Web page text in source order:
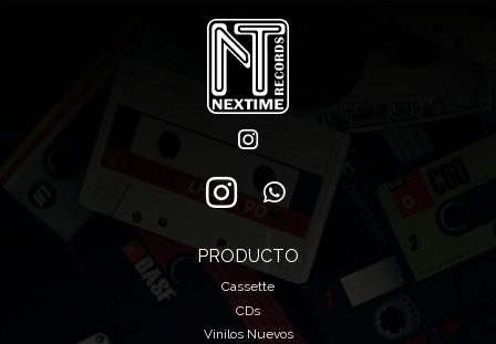
PRODUCTO
Cassette
CDs
Vinilos Nuevos